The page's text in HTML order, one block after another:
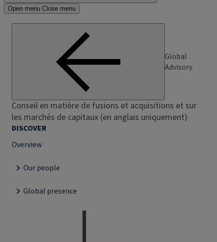
Open menu Close menu
Global
Advisory
Conseil en matière de fusions et acquisitions et sur
les marchés de capitaux (en anglais uniquement)
DISCOVER
Overview
Our people
Global presence